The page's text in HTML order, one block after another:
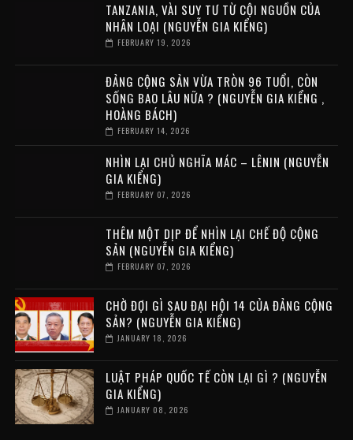
TANZANIA, VÀI SUY TƯ TỪ CỘI NGUỒN CỦA
NHÂN LOẠI (NGUYỄN GIA KIỂNG)
FEBRUARY 19, 2026
ĐẢNG CỘNG SẢN VỪA TRÒN 96 TUỔI, CÒN
SỐNG BAO LÂU NỮA ? (NGUYỄN GIA KIỂNG ,
HOÀNG BÁCH)
FEBRUARY 14, 2026
NHÌN LẠI CHỦ NGHĨA MÁC – LÊNIN (NGUYỄN
GIA KIỂNG)
FEBRUARY 07, 2026
THÊM MỘT DỊP ĐỂ NHÌN LẠI CHẾ ĐỘ CỘNG
SẢN (NGUYỄN GIA KIỂNG)
FEBRUARY 07, 2026
CHỜ ĐỢI GÌ SAU ĐẠI HỘI 14 CỦA ĐẢNG CỘNG
SẢN? (NGUYỄN GIA KIỂNG)
JANUARY 18, 2026
LUẬT PHÁP QUỐC TẾ CÒN LẠI GÌ ? (NGUYỄN
GIA KIỂNG)
JANUARY 08, 2026